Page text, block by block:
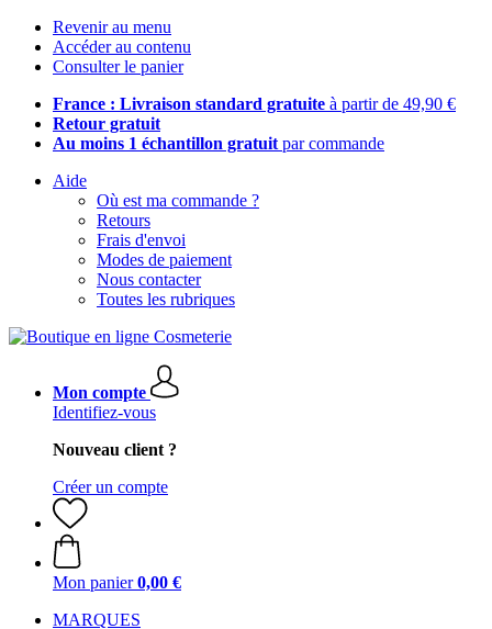
Revenir au menu
Accéder au contenu
Consulter le panier
France : Livraison standard gratuite à partir de 49,90 €
Retour gratuit
Au moins 1 échantillon gratuit par commande
Aide
Où est ma commande ?
Retours
Frais d'envoi
Modes de paiement
Nous contacter
Toutes les rubriques
Mon compte
Identifiez-vous
Nouveau client ?
Créer un compte
Mon panier 0,00 €
MARQUES